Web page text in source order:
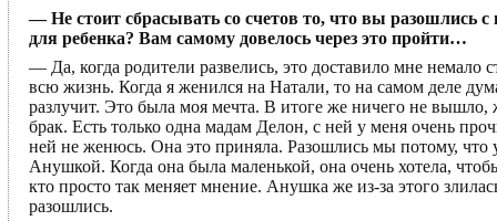
— Не стоит сбрасывать со счетов то, что вы разошлись с
для ребенка? Вам самому довелось через это пройти…
— Да, когда родители развелись, это доставило мне
всю жизнь. Когда я женился на Натали, то на самом деле
разлучит. Это была моя мечта. В итоге же ничего не вышло,
брак. Есть только одна мадам Делон, с ней у меня очень
ней не женюсь. Она это приняла. Разошлись мы потому, что
Анушкой. Когда она была маленькой, она очень хотела,
кто просто так меняет мнение. Анушка же из-за этого
разошлись.